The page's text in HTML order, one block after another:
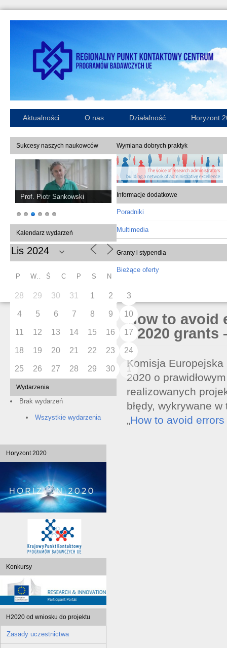
Aktualności O nas Działalność Horyzont
Sukcesy naszych naukowców
Prof. Piotr Sankowski
Kalendarz wydarzeń
P Ś C P S N
28 29 30 31 1 2 3
4 5 6 7 8 9 10
11 12 13 14 15 16 17
18 19 20 21 22 23 24
25 26 27 28 29 30 1
Wydarzenia
Brak wydarzeń
Wszystkie wydarzenia
Wymiana dobrych praktyk
Informacje dodatkowe
Poradniki
Multimedia
Granty i stypendia
Bieżące oferty
How to avoid
H2020 grants
Komisja
2020 o
realizowanych
błędy, wykrywane
How to avoid
Horyzont 2020
Konkursy
H2020 od wniosku do projektu
Zasady uczestnictwa